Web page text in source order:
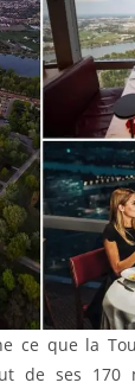
ce que la
de ses 170